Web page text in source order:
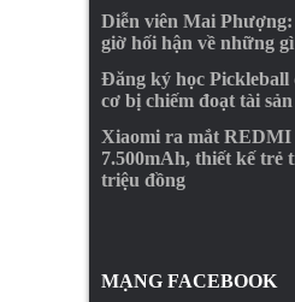
Diễn viên Mai
giờ hối hận về những
Đăng ký học Pickleball
cơ bị chiếm đoạt tài sản
Xiaomi ra mắt REDMI
7.500mAh, thiết kế trẻ
triệu đồng
MẠNG FACEBOOK